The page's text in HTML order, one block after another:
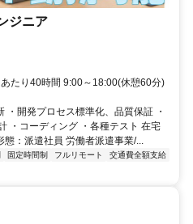
ジニア
たり40時間 9:00～18:00(休憩60分)
・開発プロセス標準化、品質保証 ・
・コーディング ・各種テスト 在宅
：派遣社員 労働者派遣事業/...
固定時間制 フルリモート
交通費全額支給